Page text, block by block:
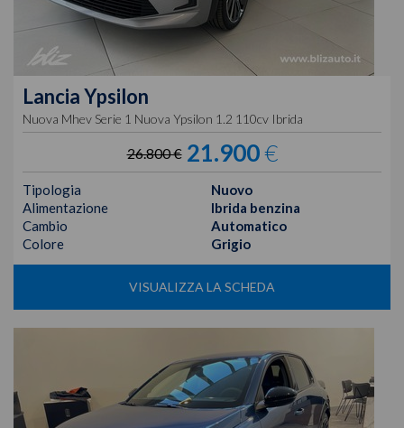
LanciaYpsilon
Nuova Mhev Serie 1 Nuova Ypsilon 1.2 110cv Ibrida
26.800 € 21.900€
Tipologia
Nuovo
Alimentazione
Ibrida benzina
Cambio
Automatico
Colore
Grigio
VISUALIZZA LA SCHEDA